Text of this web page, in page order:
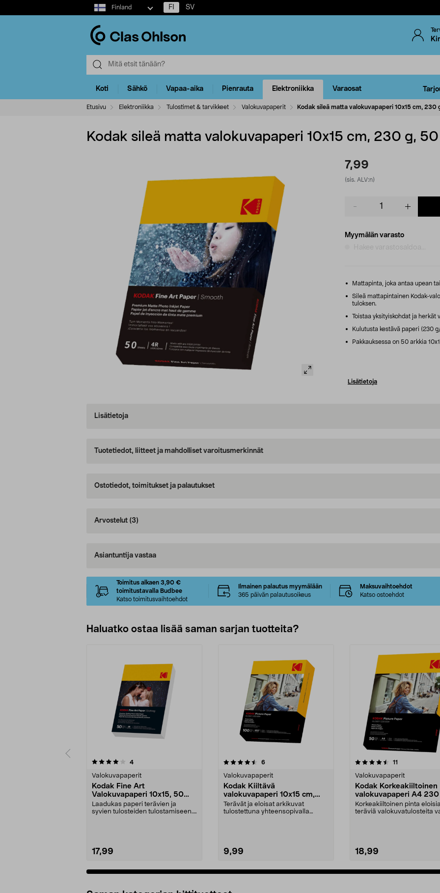
Select
market
Finland FI SV
Koti Sähkö Vapaa-aika Pienrauta Elektroniikka Varaosat
Etusivu Elektroniikka Tulostimet & tarvikkeet Valokuvapaperit Kodak sileä matta valokuvapaperi 10x15 cm, 230
Kodak sileä matta valokuvapaperi 10x15 cm, 230 g,
7,99
(sis. ALV:n)
Myymälän varasto
Hakee varastosaldoa...
Mattapinta, joka antaa upean
Sileä mattapintainen Kodak-
tuloksen.
Toistaa yksityiskohdat ja herkät
Kulutusta kestävä paperi (230
Pakkauksessa on 50 arkkia
Lisätietoja
Lisätietoja
Tuotetiedot, liitteet ja mahdolliset varoitusmerkinnät
Ostotiedot, toimitukset ja palautukset
Arvostelut (3)
Asiantuntija vastaa
Toimitus alkaen 3,90 €
toimitustavalla Budbee
Katso toimitusvaihtoehdot
Ilmainen palautus myymälään
365 päivän palautusoikeus
Maksuvaihtoehdot
Katso ostoehdot
Haluatko ostaa lisää saman sarjan tuotteita?
4arvostelut
Valokuvapaperit
Kodak Fine Art
Valokuvapaperi 10x15, 50
arkkia
Laadukas paperi terävien ja
syvien tulosteiden tulostamiseen.
17,99
4.5viidestä
6arvostelut
Valokuvapaperit
Kodak Kiiltävä
valokuvapaperi 10x15 cm,
230 g, 100 arkkia
Terävät ja eloisat arkikuvat
tulostettuna yhteensopivalla
9,99
4.5viidestä
11
Valokuvapaperit
Kodak Korkeakiiltoinen
valokuvapaperi A4
arkkia
Korkeakiiltoinen pinta
teräviä valokuvatulosteita
18,99
4.0viidestä